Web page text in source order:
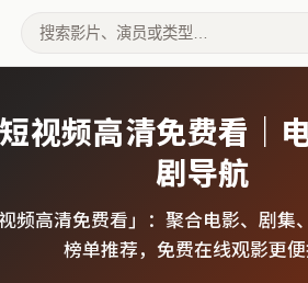
视频高清免费看｜
剧导航
频高清免费看 」：聚合电影、剧集
榜单推荐，免费在线观影更便